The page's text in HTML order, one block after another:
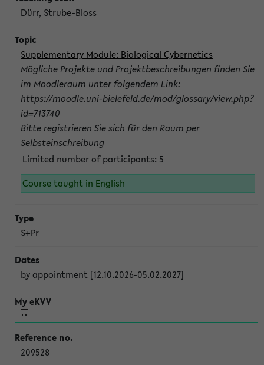
Dürr, Strube-Bloss
Supplementary Module: Biological Cybernetics
Mögliche Projekte und Projektbeschreibungen finden Sie
im Moodleraum unter folgendem Link:
https://moodle.uni-bielefeld.de/mod/glossary/view.php?
id=713740
Bitte registrieren Sie sich für den Raum per
Selbsteinschreibung
Limited number of participants: 5
Course taught in English
S+Pr
by appointment [12.10.2026-05.02.2027]
209528